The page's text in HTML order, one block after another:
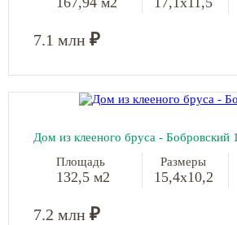
7.1 млн ₽
Дом из клееного бруса - Бобровский
Площадь
132,5 м2
Размеры
15,4х10,2
7.2 млн ₽